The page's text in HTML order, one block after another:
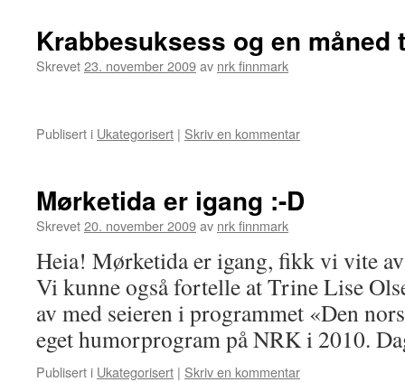
Krabbesuksess og en
Skrevet23. november 2009av nrk finnmark
Publisert i Ukategorisert | Skriv en kommentar
Mørketida er igang :-D
Skrevet20. november 2009av nrk finnmark
Heia! Mørketida er igang, fikk vi vite
Vi kunne også fortelle at Trine Lise
av med seieren i programmet «Den
eget humorprogram på NRK i 2010.
Publisert i Ukategorisert | Skriv en kommentar